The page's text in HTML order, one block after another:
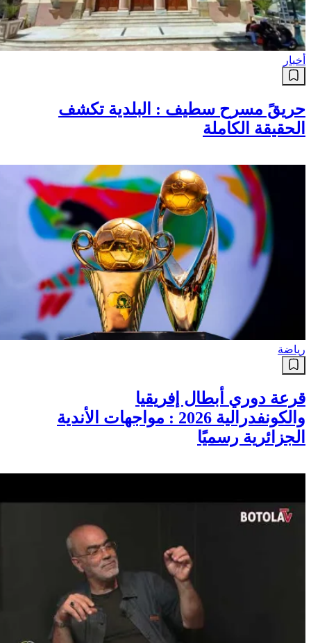
أخبار
حريقً مسرح سطيف : البلدية تكشف
الحقيقة الكاملة
رياضة
قرعة دوري أبطال إفريقيا
والكونفدرالية 2026 : مواجهات الأندية
الجزائرية رسميًا